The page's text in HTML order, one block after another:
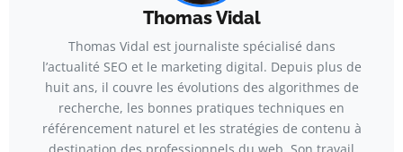
Thomas Vidal
Thomas Vidal est journaliste spécialisé dans
l’actualité SEO et le marketing digital. Depuis plus de
huit ans, il couvre les évolutions des algorithmes de
recherche, les bonnes pratiques techniques en
référencement naturel et les stratégies de contenu à
destination des professionnels du web. Son travail